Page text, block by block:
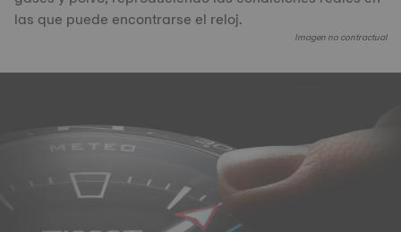
las que puede encontrarse el reloj.
Imagen no contractual